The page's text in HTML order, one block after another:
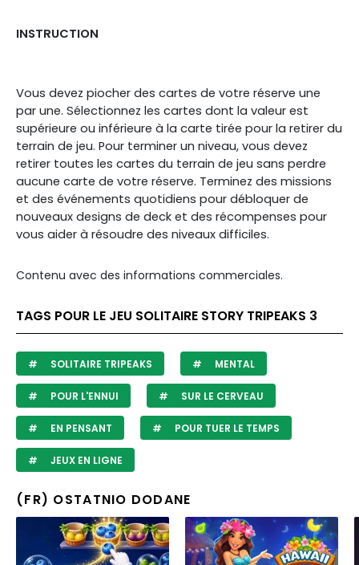
INSTRUCTION
Vous devez piocher des cartes de votre réserve une
par une. Sélectionnez les cartes dont la valeur est
supérieure ou inférieure à la carte tirée pour la retirer du
terrain de jeu. Pour terminer un niveau, vous devez
retirer toutes les cartes du terrain de jeu sans perdre
aucune carte de votre réserve. Terminez des missions
et des événements quotidiens pour débloquer de
nouveaux designs de deck et des récompenses pour
vous aider à résoudre des niveaux difficiles.
Contenu avec des informations commerciales.
TAGS POUR LE JEU SOLITAIRE STORY TRIPEAKS 3
SOLITAIRE TRIPEAKS MENTAL
POUR L'ENNUI SUR LE CERVEAU
EN PENSANT POUR TUER LE TEMPS
JEUX EN LIGNE
(FR) OSTATNIO DODANE